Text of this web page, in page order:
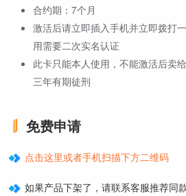
合约期：7个月
激活后请立即插入手机并立即拨打
用需要二次实名认证
此卡只能本人使用，不能激活后卖
三年有期徒刑
免费申请
点击这里或者手机扫描下方二维码
如果产品下架了，请联系客服推荐同